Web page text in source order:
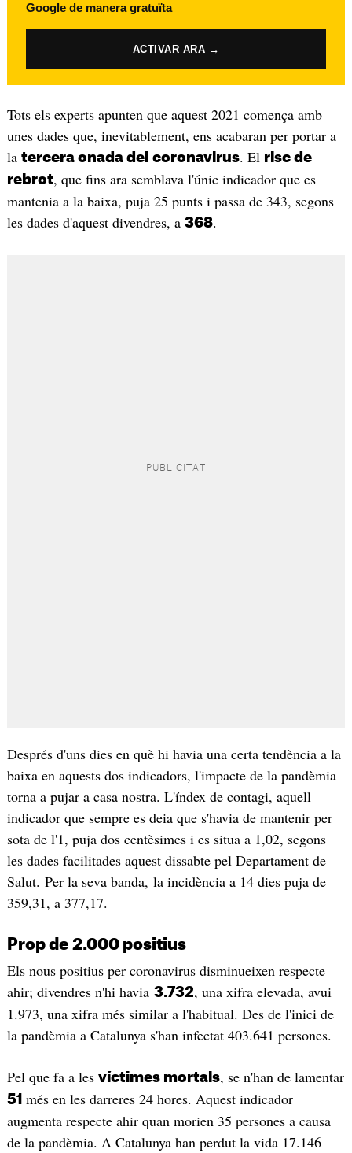
Google de manera gratuïta
ACTIVAR ARA →
Tots els experts apunten que aquest 2021 comença amb
unes dades que, inevitablement, ens acabaran per portar a
la tercera onada del coronavirus. El risc de
rebrot, que fins ara semblava l'únic indicador que es
mantenia a la baixa, puja 25 punts i passa de 343, segons
les dades d'aquest divendres, a 368.
Després d'uns dies en què hi havia una certa tendència a la
baixa en aquests dos indicadors, l'impacte de la pandèmia
torna a pujar a casa nostra. L'índex de contagi, aquell
indicador que sempre es deia que s'havia de mantenir per
sota de l'1, puja dos centèsimes i es situa a 1,02, segons
les dades facilitades aquest dissabte pel Departament de
Salut. Per la seva banda, la incidència a 14 dies puja de
359,31, a 377,17.
Prop de 2.000 positius
Els nous positius per coronavirus disminueixen respecte
ahir; divendres n'hi havia 3.732, una xifra elevada, avui
1.973, una xifra més similar a l'habitual. Des de l'inici de
la pandèmia a Catalunya s'han infectat 403.641 persones.
Pel que fa a les víctimes mortals, se n'han de lamentar
51 més en les darreres 24 hores. Aquest indicador
augmenta respecte ahir quan morien 35 persones a causa
de la pandèmia. A Catalunya han perdut la vida 17.146